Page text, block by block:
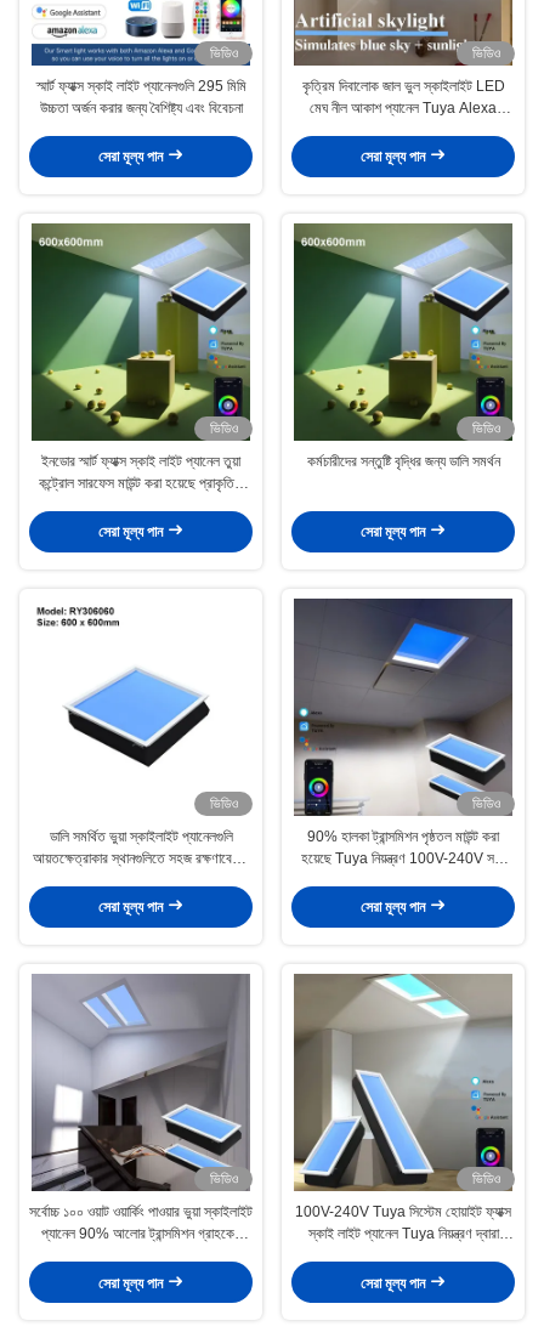
ভিডিও
স্মার্ট ফ্যাক্স স্কাই লাইট প্যানেলগুলি 295 মিমি
উচ্চতা অর্জন করার জন্য বৈশিষ্ট্য এবং বিবেচনা
সেরা মূল্য পান
ভিডিও
কৃত্রিম দিবালোক জাল ভুল স্কাইলাইট LED
মেঘ নীল আকাশ প্যানেল Tuya Alexa
সেরা মূল্য পান
ভিডিও
ইনডোর স্মার্ট ফ্যাক্স স্কাই লাইট প্যানেল তুয়া
কন্ট্রোল সারফেস মাউন্ট করা হয়েছে প্রাকৃতিক
সেরা মূল্য পান
ভিডিও
কর্মচারীদের সন্তুষ্টি বৃদ্ধির জন্য ডালি সমর্থন
সেরা মূল্য পান
ভিডিও
ডালি সমর্থিত ভুয়া স্কাইলাইট প্যানেলগুলি
আয়তক্ষেত্রাকার স্থানগুলিতে সহজ রক্ষণাবেক্ষণ
সেরা মূল্য পান
ভিডিও
90% হালকা ট্রান্সমিশন পৃষ্ঠতল মাউন্ট করা
হয়েছে Tuya নিয়ন্ত্রণ 100V-240V সঙ্গে
প্যানেল
সেরা মূল্য পান
ভিডিও
সর্বোচ্চ ১০০ ওয়াট ওয়ার্কিং পাওয়ার ভুয়া স্কাইলাইট
প্যানেল 90% আলোর ট্রান্সমিশন গ্রাহকের
সেরা মূল্য পান
ভিডিও
100V-240V Tuya সিস্টেম হোয়াইট ফ্যাক্স
স্কাই লাইট প্যানেল Tuya নিয়ন্ত্রণ দ্বারা
সেরা মূল্য পান